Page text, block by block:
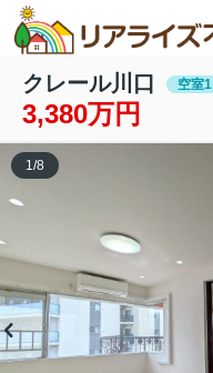
クレール川口 空室1
3,380万円
1/8